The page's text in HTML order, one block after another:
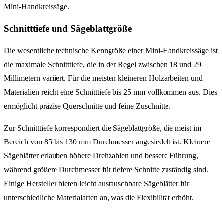
Mini-Handkreissäge.
Schnitttiefe und Sägeblattgröße
Die wesentliche technische Kenngröße einer Mini-Handkreissäge ist
die maximale Schnitttiefe, die in der Regel zwischen 18 und 29
Millimetern variiert. Für die meisten kleineren Holzarbeiten und
Materialien reicht eine Schnitttiefe bis 25 mm vollkommen aus. Dies
ermöglicht präzise Querschnitte und feine Zuschnitte.
Zur Schnitttiefe korrespondiert die Sägeblattgröße, die meist im
Bereich von 85 bis 130 mm Durchmesser angesiedelt ist. Kleinere
Sägeblätter erlauben höhere Drehzahlen und bessere Führung,
während größere Durchmesser für tiefere Schnitte zuständig sind.
Einige Hersteller bieten leicht austauschbare Sägeblätter für
unterschiedliche Materialarten an, was die Flexibilität erhöht.